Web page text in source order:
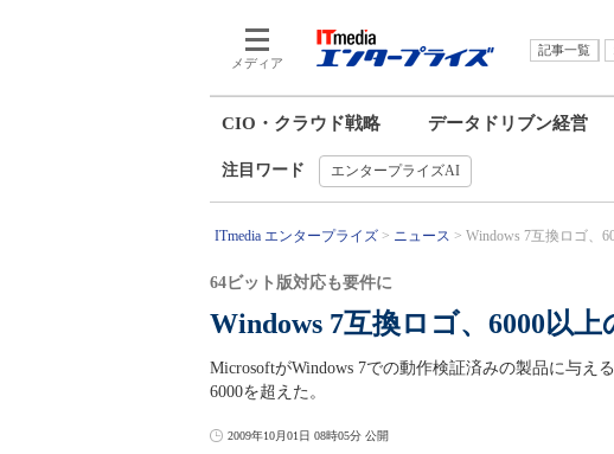
メディア
記事一覧
CIO・クラウド戦略 データドリブン経営
注目ワード エンタープライズAI
ITmedia エンタープライズ ニュース Windows 7互換ロゴ、
Windows 7互換ロゴ、6000以
64ビット版対応も要件に
MicrosoftがWindows 7での動作検証済みの製品に与え
6000を超えた。
2009年10月01日 08時05分 公開